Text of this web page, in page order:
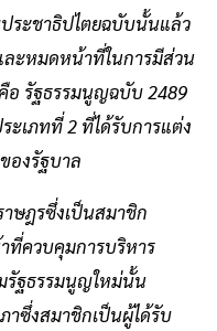
ระชาธิปไตยฉบับนั้นแล้ว
ะหมดหน้าที่ในการมีส่วน
อ รัฐธรรมนูญฉบับ 2489
ะเภทที่ 2 ที่ได้รับการแต่ง
องรัฐบาล
ษฎรซึ่งเป็นสมาชิก
ที่ควบคุมการบริหาร
รัฐธรรมนูญใหม่นั้น
ซึ่งสมาชิกเป็นผู้ได้รับ